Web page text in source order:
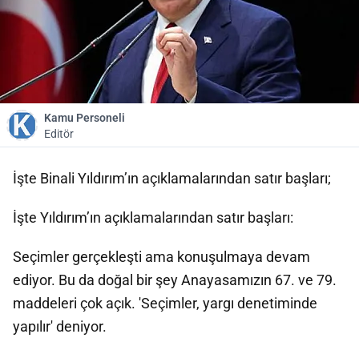
Kamu Personeli
Editör
İşte Binali Yıldırım’ın açıklamalarından satır başları;
İşte Yıldırım’ın açıklamalarından satır başları:
Seçimler gerçekleşti ama konuşulmaya devam
ediyor. Bu da doğal bir şey Anayasamızın 67. ve 79.
maddeleri çok açık. 'Seçimler, yargı denetiminde
yapılır' deniyor.